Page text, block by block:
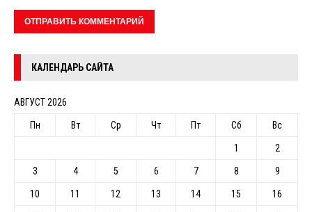
КАЛЕНДАРЬ САЙТА
АВГУСТ 2026
Пн Вт Ср Чт Пт Сб Вс
1 2
3 4 5 6 7 8 9
10 11 12 13 14 15 16